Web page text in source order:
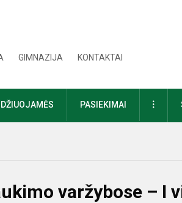
GIMNAZIJA KONTAKTAI
PASIEKIMAI
varžybose – I